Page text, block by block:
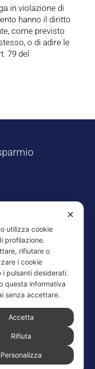
in violazione di
hanno il diritto
come previsto
o di adire le
79 del
✕
utilizza cookie
profilazione.
rifiutare o
i cookie
i pulsanti desiderati.
questa informativa
senza accettare.
Accetta
Rifiuta
Personalizza